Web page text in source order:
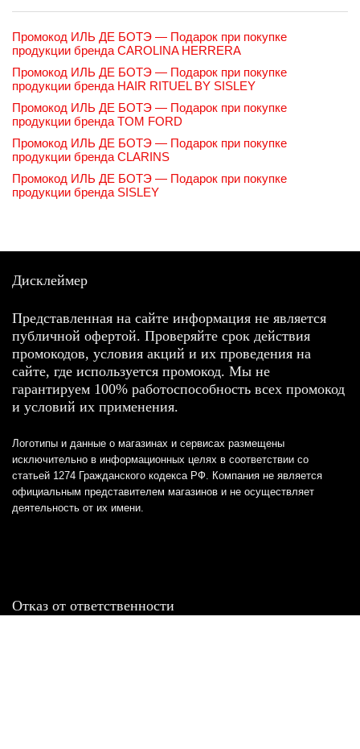
Промокод ИЛЬ ДЕ БОТЭ — Подарок при покупке
продукции бренда CAROLINA HERRERA
Промокод ИЛЬ ДЕ БОТЭ — Подарок при покупке
продукции бренда HAIR RITUEL BY SISLEY
Промокод ИЛЬ ДЕ БОТЭ — Подарок при покупке
продукции бренда TOM FORD
Промокод ИЛЬ ДЕ БОТЭ — Подарок при покупке
продукции бренда CLARINS
Промокод ИЛЬ ДЕ БОТЭ — Подарок при покупке
продукции бренда SISLEY
Дисклеймер
Представленная на сайте информация не является
публичной офертой. Проверяйте срок действия
промокодов, условия акций и их проведения на
сайте, где используется промокод. Мы не
гарантируем 100% работоспособность всех промокод
и условий их применения.
Логотипы и данные о магазинах и сервисах размещены
исключительно в информационных целях в соответствии со
статьей 1274 Гражданского кодекса РФ. Компания не является
официальным представителем магазинов и не осуществляет
деятельность от их имени.
Отказ от ответственности